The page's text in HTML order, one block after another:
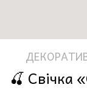
🍒 Свічка